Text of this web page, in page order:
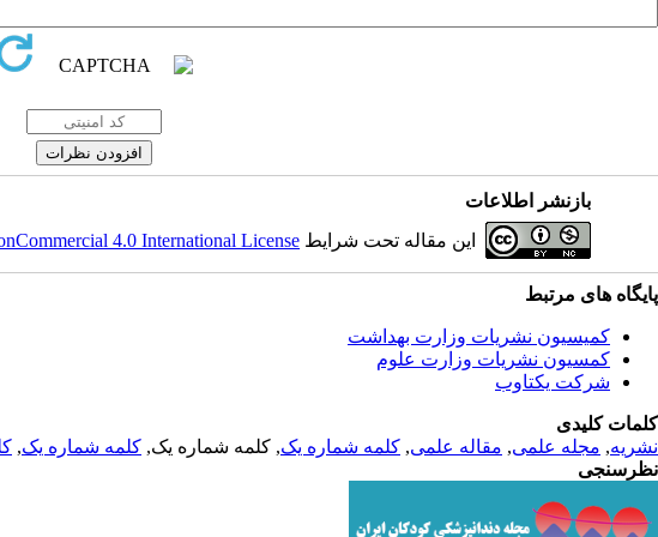
بازنشر اطلاعات
این مقاله تحت شرایط 4.0 International License
پایگاه های مرتبط
کمیسیون نشریات وزارت بهداشت
کمسیون نشریات وزارت علوم
شرکت یکتاوب
کلمات کلیدی
نشریه, مجله علمی, مقاله علمی, کلمه شماره یک, کلمه شماره یک, کلمه شماره یک,
نظرسنجی